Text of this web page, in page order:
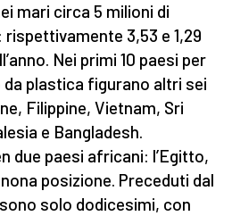
mari circa 5 milioni di
3,53 e 1,29
Nei primi 10 paesi per
plastica figurano altri sei
Filippine, Vietnam, Sri
e Bangladesh.
due paesi africani: l’Egitto,
posizione. Preceduti dal
solo dodicesimi, con